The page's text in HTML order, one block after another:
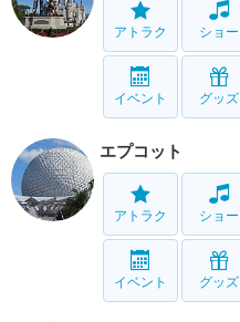
アトラク ショー
イベント グッズ
エプコット
アトラク ショー
イベント グッズ